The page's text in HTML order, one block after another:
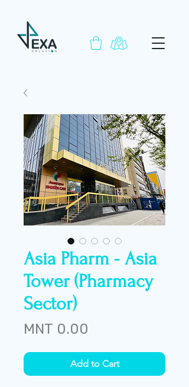
Asia Pharm - Asia
Tower (Pharmacy
Sector)
MNT 0.00
Add to Cart